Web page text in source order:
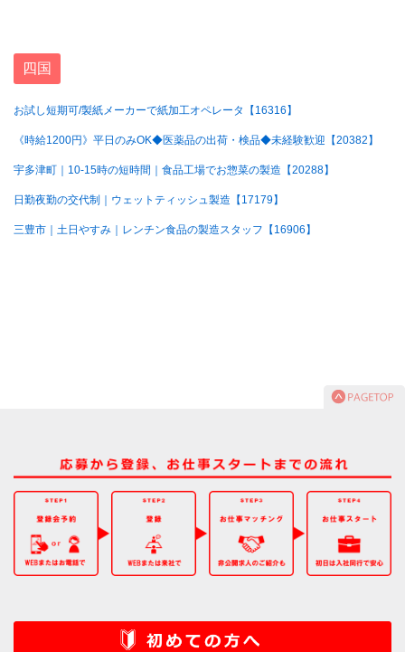
四国
お試し短期可/製紙メーカーで紙加工オペレータ【16316】
《時給1200円》平日のみOK◆医薬品の出荷・検品◆未経験歓迎【20382】
宇多津町｜10-15時の短時間｜食品工場でお惣菜の製造【20288】
日勤夜勤の交代制｜ウェットティッシュ製造【17179】
三豊市｜土日やすみ｜レンチン食品の製造スタッフ【16906】